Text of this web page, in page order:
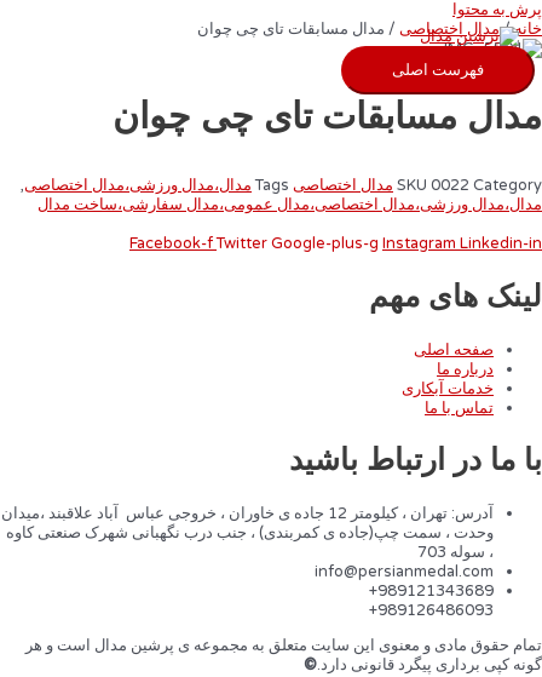
پرش به محتوا
فهرست اصلی
خانه/مدال اختصاصی / مدال مسابقات تای چی چوان
مدال مسابقات تای چی چوان
SKU 0022 Category مدال اختصاصی Tags مدال،مدال ورزشی،مدال اختصاصی,
مدال،مدال ورزشی،مدال اختصاصی،مدال عمومی،مدال سفارشی،ساخت مدال
Facebook-fTwitterGoogle-plus-g Instagram Linkedin-in
لینک های مهم
صفحه اصلی
درباره ما
خدمات آبکاری
تماس با ما
با ما در ارتباط باشید
آدرس: تهران ، کیلومتر 12 جاده ی خاوران ، خروجی عباس آباد علاقبند ،میدان
وحدت ، سمت چپ(جاده ی کمربندی) ، جنب درب نگهبانی شهرک صنعتی کاوه
، سوله 703
info@persianmedal.com
989121343689+
989126486093+
تمام حقوق مادی و معنوی این سایت متعلق به مجموعه ی پرشین مدال است و هر
گونه کپی برداری پیگرد قانونی دارد.©